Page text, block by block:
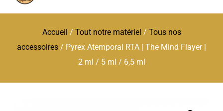
Accueil / Tout notre matériel / Tous nos
accessoires / Pyrex Atemporal RTA | The Mind Flayer |
2 ml / 5 ml / 6,5 ml